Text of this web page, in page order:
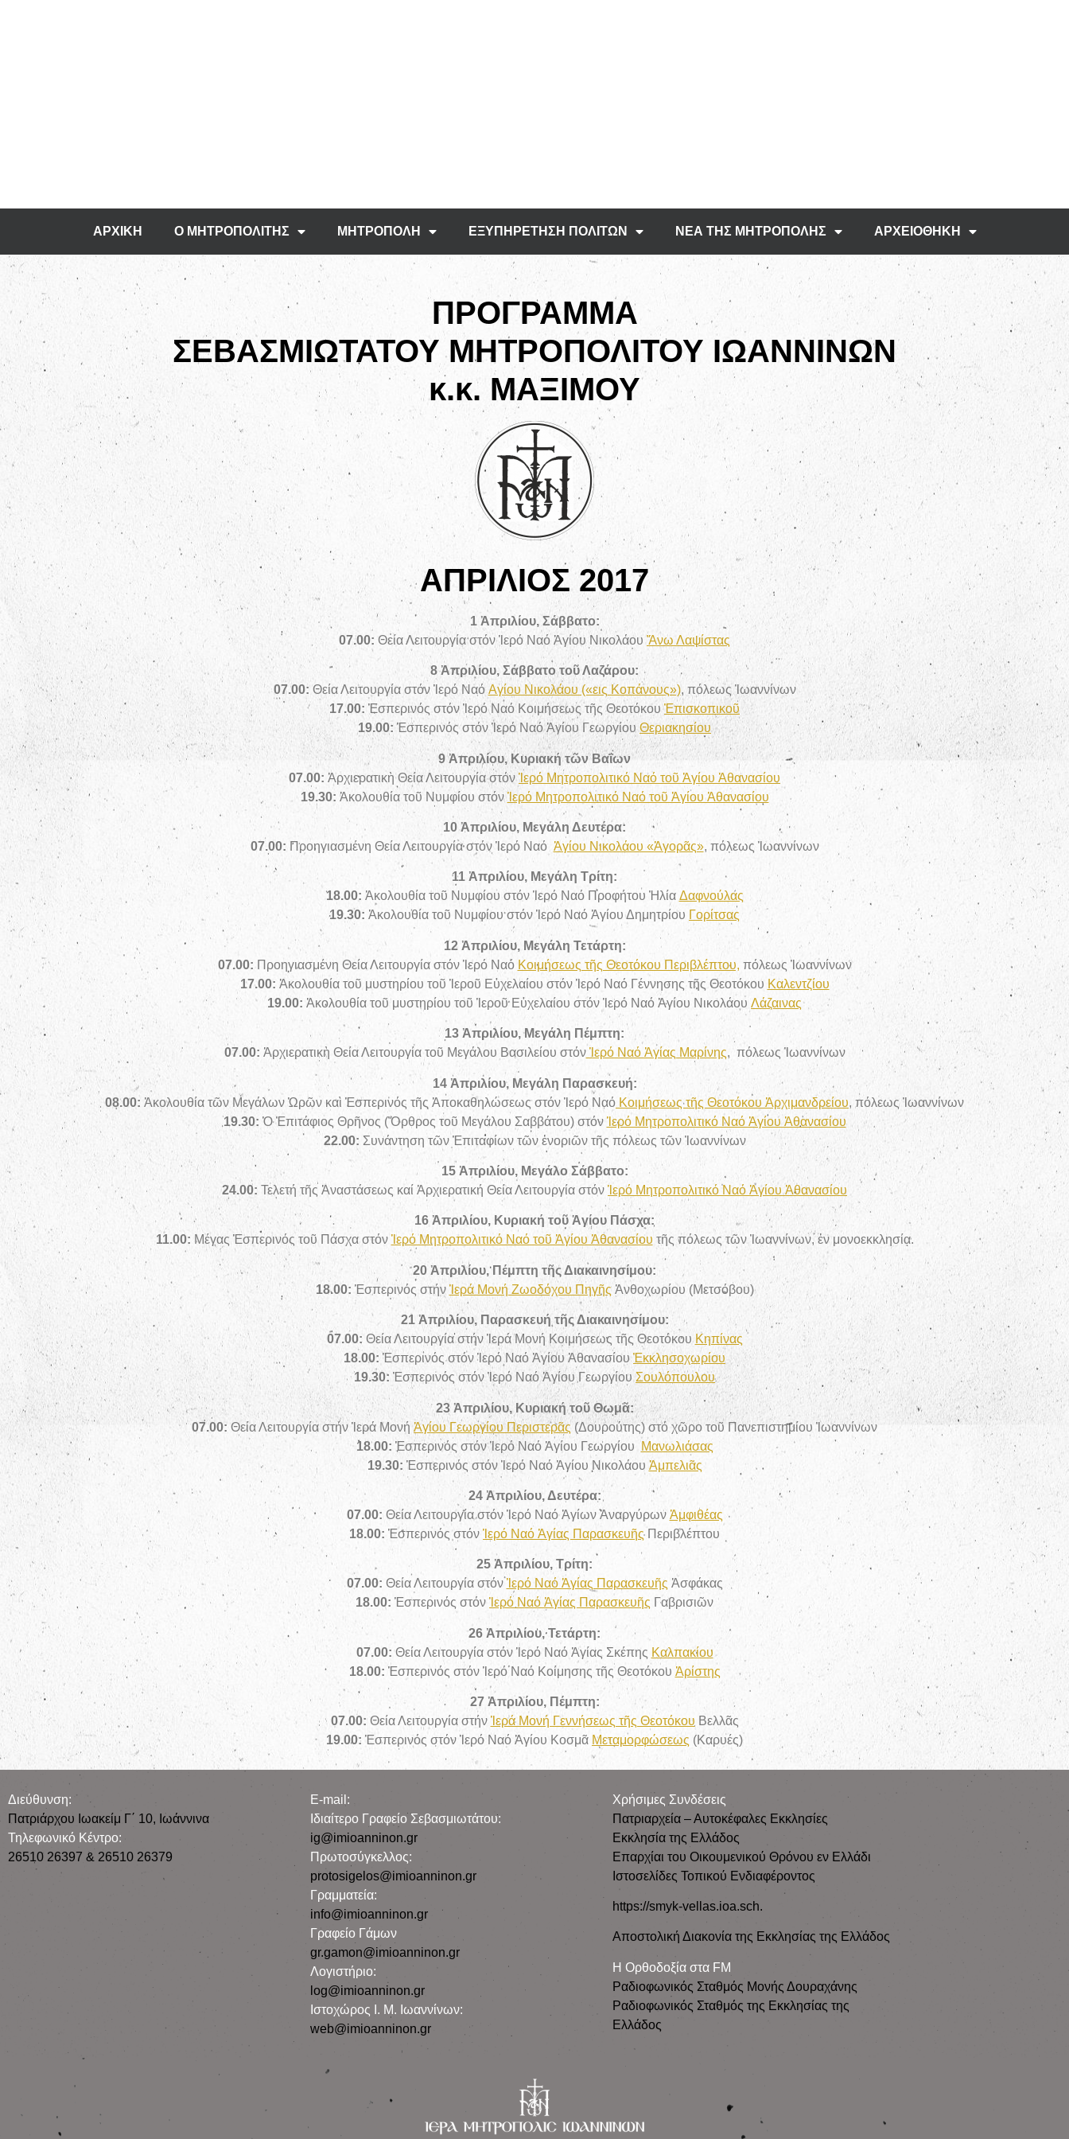
ΑΡΧΙΚΗ Ο ΜΗΤΡΟΠΟΛΙΤΗΣ ΜΗΤΡΟΠΟΛΗ ΕΞΥΠΗΡΕΤΗΣΗ ΠΟΛΙΤΩΝ ΝΕΑ ΤΗΣ ΜΗΤΡΟΠΟΛΗΣ ΑΡΧΕΙΟΘΗΚΗ
ΠΡΟΓΡΑΜΜΑ
ΣΕΒΑΣΜΙΩΤΑΤΟΥ ΜΗΤΡΟΠΟΛΙΤΟΥ ΙΩΑΝΝΙΝΩΝ
κ.κ. ΜΑΞΙΜΟΥ
ΑΠΡΙΛΙΟΣ 2017
1 Ἀπριλίου, Σάββατο:
07.00: Θεία Λειτουργία στόν Ἱερό Ναό Ἁγίου Νικολάου Ἄνω Λαψίστας
8 Ἀπριλίου, Σάββατο τοῦ Λαζάρου:
07.00: Θεία Λειτουργία στόν Ἱερό Ναό Αγίου Νικολάου («εις Κοπάνους»), πόλεως Ἰωαννίνων
17.00: Ἑσπερινός στόν Ἱερό Ναό Κοιμήσεως τῆς ΘεοτόκουἘπισκοπικοῦ
19.00: Ἑσπερινός στόν Ἱερό Ναό Ἁγίου Γεωργίου Θεριακησίου
9 Ἀπριλίου, Κυριακή τῶν Βαΐων
07.00: Ἀρχιερατικὴ Θεία Λειτουργία στόν Ἱερό Μητροπολιτικό Ναό τοῦ Ἁγίου Ἀθανασίου
19.30: Ἀκολουθία τοῦ Νυμφίου στόν Ἱερό Μητροπολιτικό Ναό τοῦ Ἁγίου Ἀθανασίου
10 Ἀπριλίου, Μεγάλη Δευτέρα:
07.00: Προηγιασμένη Θεία Λειτουργία στόν Ἱερό Ναό Ἁγίου Νικολάου «Ἀγορᾶς», πόλεως Ἰωαννίνων
11 Ἀπριλίου, Μεγάλη Τρίτη:
18.00: Ἀκολουθία τοῦ Νυμφίου στόν Ἱερό Ναό Προφήτου Ἠλία Δαφνούλας
19.30: Ἀκολουθία τοῦ Νυμφίου στόν Ἱερό Ναό Ἁγίου Δημητρίου Γορίτσας
12 Ἀπριλίου, Μεγάλη Τετάρτη:
07.00: Προηγιασμένη Θεία Λειτουργία στόν Ἱερό Ναό Κοιμήσεως τῆς Θεοτόκου Περιβλέπτου, πόλεως Ἰωαννίνων
17.00: Ἀκολουθία τοῦ μυστηρίου τοῦ Ἱεροῦ Εὐχελαίου στόν Ἱερό Ναό Γέννησης τῆς Θεοτόκου Καλεντζίου
19.00: Ἀκολουθία τοῦ μυστηρίου τοῦ Ἱεροῦ Εὐχελαίου στόν Ἱερό Ναό Ἁγίου Νικολάου Λάζαινας
13 Ἀπριλίου, Μεγάλη Πέμπτη:
07.00: Ἀρχιερατικὴ Θεία Λειτουργία τοῦ Μεγάλου Βασιλείου στόνἹερό Ναό Ἁγίας Μαρίνης, πόλεως Ἰωαννίνων
14 Ἀπριλίου, Μεγάλη Παρασκευή:
08.00: Ἀκολουθία τῶν Μεγάλων Ὡρῶν καὶ Ἑσπερινός τῆς Ἀποκαθηλώσεως στόν Ἱερό Ναό Κοιμήσεως τῆς Θεοτόκου Ἀρχιμανδρείου, πόλεως Ἰωαννίνων
19.30: Ὁ Ἐπιτάφιος Θρῆνος (Ὄρθρος τοῦ Μεγάλου Σαββάτου) στόν Ἱερό Μητροπολιτικό Ναό Ἁγίου Ἀθανασίου
22.00: Συνάντηση τῶν Ἐπιταφίων τῶν ἐνοριῶν τῆς πόλεως τῶν Ἰωαννίνων
15 Ἀπριλίου, Μεγάλο Σάββατο:
24.00: Τελετή τῆς Ἀναστάσεως καί Ἀρχιερατική Θεία Λειτουργία στόν Ἱερό Μητροπολιτικό Ναό Ἁγίου Ἀθανασίου
16 Ἀπριλίου, Κυριακή τοῦ Ἁγίου Πάσχα:
11.00: Μέγας Ἑσπερινός τοῦ Πάσχα στόν Ἱερό Μητροπολιτικό Ναό τοῦ Ἁγίου Ἀθανασίου τῆς πόλεως τῶν Ἰωαννίνων, ἐν μονοεκκλησίᾳ.
20 Ἀπριλίου, Πέμπτη τῆς Διακαινησίμου:
18.00: Ἑσπερινός στήν Ἱερά Μονή Ζωοδόχου ΠηγῆςἈνθοχωρίου (Μετσόβου)
21 Ἀπριλίου, Παρασκευή τῆς Διακαινησίμου:
07.00: Θεία Λειτουργία στήν Ἱερά Μονή Κοιμήσεως τῆς Θεοτόκου Κηπίνας
18.00: Ἑσπερινός στόν Ἱερό Ναό Ἁγίου ἈθανασίουἘκκλησοχωρίου
19.30: Ἑσπερινός στόν Ἱερό Ναό Ἁγίου Γεωργίου Σουλόπουλου
23 Ἀπριλίου, Κυριακή τοῦ Θωμᾶ:
07.00: Θεία Λειτουργία στήν Ἱερά ΜονήἉγίου Γεωργίου Περιστερᾶς (Δουρούτης) στό χῶρο τοῦ Πανεπιστημίου Ἰωαννίνων
18.00: Ἑσπερινός στόν Ἱερό Ναό Ἁγίου Γεωργίου
Μανωλιάσας
19.30: Ἑσπερινός στόν Ἱερό Ναό Ἁγίου Νικολάου Ἀμπελιᾶς
24 Ἀπριλίου, Δευτέρα:
07.00: Θεία Λειτουργία στόν Ἱερό Ναό Ἁγίων Ἀναργύρων Ἀμφιθέας
18.00: Ἑσπερινός στόν Ἱερό Ναό Ἁγίας ΠαρασκευῆςΠεριβλέπτου
25 Ἀπριλίου, Τρίτη:
07.00: Θεία Λειτουργία στόν Ἱερό Ναό Ἁγίας Παρασκευῆς Ἀσφάκας
18.00: Ἑσπερινός στόν Ἱερό Ναό Ἁγίας Παρασκευῆς Γαβρισιῶν
26 Ἀπριλίου, Τετάρτη:
07.00: Θεία Λειτουργία στόν Ἱερό Ναό Ἁγίας Σκέπης Καλπακίου
18.00: Ἑσπερινός στόν Ἱερό Ναό Κοίμησης τῆς Θεοτόκου Ἀρίστης
27 Ἀπριλίου, Πέμπτη:
07.00: Θεία Λειτουργία στήν Ἱερά Μονή Γεννήσεως τῆς Θεοτόκου Βελλᾶς
19.00: Ἑσπερινός στόν Ἱερό Ναό Ἁγίου Κοσμᾶ Μεταμορφώσεως (Καρυές)
Διεύθυνση:
Πατριάρχου Ιωακείμ Γ΄ 10, Iωάννινα
Τηλεφωνικό Κέντρο:
26510 26397 & 26510 26379
E-mail:
Iδιαίτερο Γραφείο Σεβασμιωτάτου:
ig@imioanninon.gr
Πρωτοσύγκελλος:
protosigelos@imioanninon.gr
Γραμματεία:
info@imioanninon.gr
Γραφείο Γάμων
gr.gamon@imioanninon.gr
Λογιστήριο:
log@imioanninon.gr
Ιστοχώρος Ι. Μ. Ιωαννίνων:
web@imioanninon.gr
Χρήσιμες Συνδέσεις
Πατριαρχεία – Αυτοκέφαλες Εκκλησίες
Εκκλησία της Ελλάδος
Επαρχίαι του Οικουμενικού Θρόνου εν Ελλάδι
Ιστοσελίδες Τοπικού Ενδιαφέροντος
https://smyk-vellas.ioa.sch.
Αποστολική Διακονία της Εκκλησίας της Ελλάδος
Η Ορθοδοξία στα FM
Ραδιοφωνικός Σταθμός Μονής Δουραχάνης
Ραδιοφωνικός Σταθμός της Εκκλησίας της
Ελλάδος